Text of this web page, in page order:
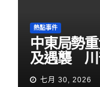
熱點事件
中東局勢
及遇襲 川
七月 30, 2026